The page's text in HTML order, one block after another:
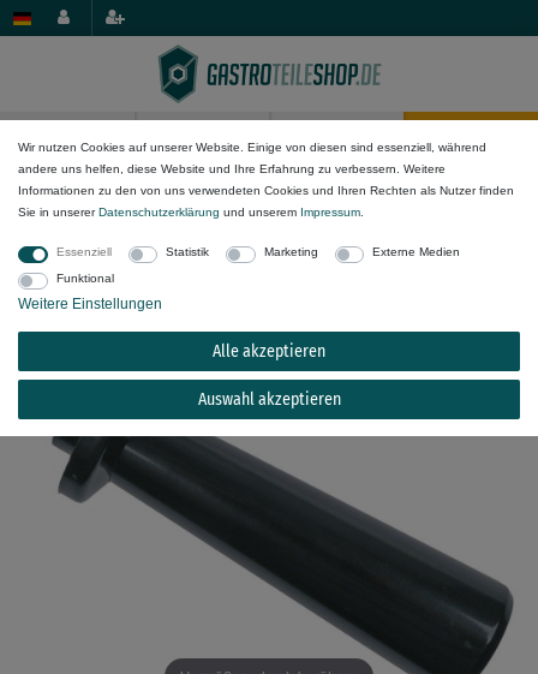
Mechanik-Komponenten Griffe & Handräder Bügelgriffe & Weitere
BAR206 ø 28mm M8 schwarz
Wir nutzen Cookies auf unserer Website. Einige von diesen sind essenziell, während
andere uns helfen, diese Website und Ihre Erfahrung zu verbessern. Weitere
Informationen zu den von uns verwendeten Cookies und Ihren Rechten als Nutzer finden
Sie in unsererDaten­schutz­erklärung und unserem Impressum
Essenziell Statistik Marketing
Externe Medien
Funktional
Weitere Einstellungen
Alle akzeptieren
Auswahl akzeptieren